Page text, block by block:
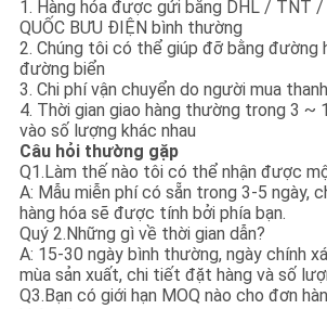
1. Hàng hóa được gửi bằng DHL / TNT /
QUỐC BƯU ĐIỆN bình thường
2. Chúng tôi có thể giúp đỡ bằng đường
đường biển
3. Chi phí vận chuyển do người mua
4. Thời gian giao hàng thường trong 3 ~
vào số lượng khác nhau
Câu hỏi thường gặp
Q1.Làm thế nào tôi có thể nhận được
A: Mẫu miễn phí có sẵn trong 3-5 ngày,
hàng hóa sẽ được tính bởi phía bạn.
Quý 2.Những gì về thời gian dẫn?
A: 15-30 ngày bình thường, ngày chính
mùa sản xuất, chi tiết đặt hàng và số
Q3.Bạn có giới hạn MOQ nào cho đơn